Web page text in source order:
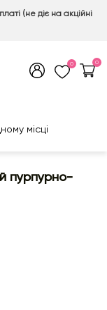
(не діє на акційні
0 0
місці
пурпурно-